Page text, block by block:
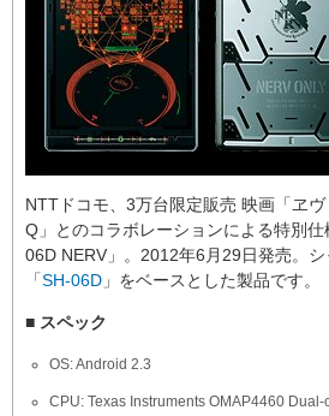
NTTドコモ、3万台限定販売 映画「ヱ
Q」とのコラボレーションによる特別
06D NERV」。2012年6月29日発売。
「SH-06D 」をベースとした製品です。
■ スペック
OS: Android 2.3
CPU: Texas Instruments OMAP4460 Dual-